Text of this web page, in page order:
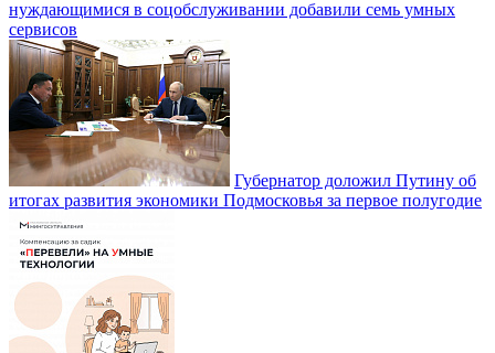
нуждающимися в соцобслуживании добавили семь умных
сервисов
Губернатор доложил Путину об
итогах развития экономики Подмосковья за первое полугодие